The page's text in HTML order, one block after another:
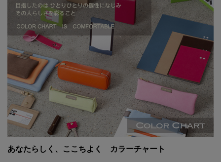
あなたらしく、ここちよく カラーチャート